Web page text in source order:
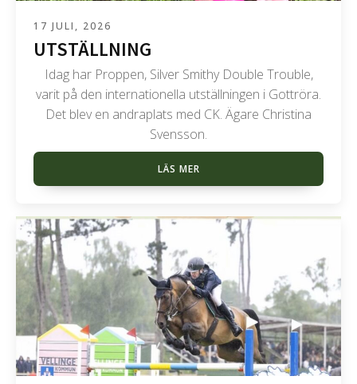
17 JULI, 2026
UTSTÄLLNING
Idag har Proppen, Silver Smithy Double Trouble,
varit på den internationella utställningen i Gottröra.
Det blev en andraplats med CK. Ägare Christina
Svensson.
LÄS MER